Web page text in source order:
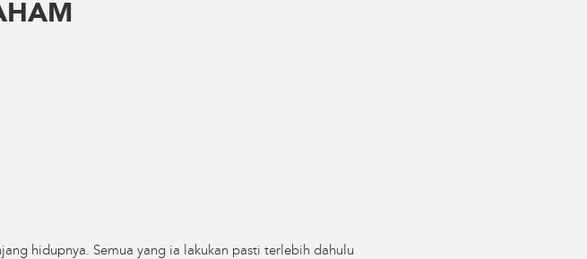
hidupnya. Semua yang ia lakukan pasti terlebih dahulu